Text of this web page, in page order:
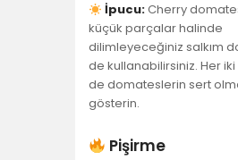
İpucu:​Cherry
küçük parçalar halinde
dilimleyeceğiniz salkım
de kullanabilirsiniz. Her
de domateslerin sert
gösterin.
Pişirme